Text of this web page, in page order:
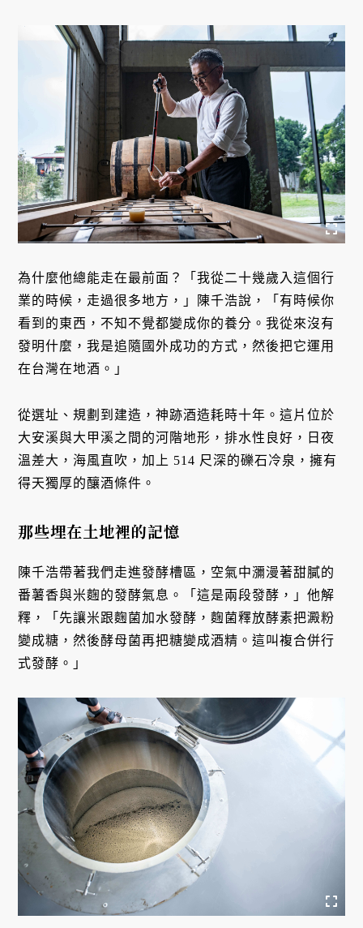
為什麼他總能走在最前面？「我從二十幾歲入這個行
業的時候，走過很多地方，」陳千浩說，「有時候你
看到的東西，不知不覺都變成你的養分。我從來沒有
發明什麼，我是追隨國外成功的方式，然後把它運用
在台灣在地酒。」
從選址、規劃到建造，神跡酒造耗時十年。這片位於
大安溪與大甲溪之間的河階地形，排水性良好，日夜
溫差大，海風直吹，加上 514 尺深的礫石冷泉，擁有
得天獨厚的釀酒條件。
那些埋在土地裡的記憶
陳千浩帶著我們走進發酵槽區，空氣中瀰漫著甜膩的
番薯香與米麴的發酵氣息。「這是兩段發酵，」他解
釋，「先讓米跟麴菌加水發酵，麴菌釋放酵素把澱粉
變成糖，然後酵母菌再把糖變成酒精。這叫複合併行
式發酵。」